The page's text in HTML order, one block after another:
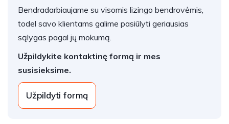
Bendradarbiaujame su visomis lizingo bendrovėmis,
todel savo klientams galime pasiūlyti geriausias
sąlygas pagal jų mokumą.
Užpildykite kontaktinę formą ir mes
susisieksime.
Užpildyti formą